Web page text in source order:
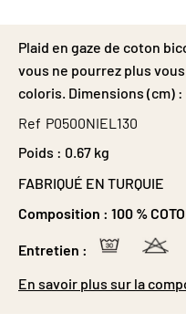
Plaid en gaze de coton
vous ne pourrez plus
coloris. Dimensions (cm) :
Ref P0500NIEL130
Poids : 0.67 kg
FABRIQUÉ EN TURQUIE
Composition : 100 %
Entretien :
En savoir plus sur la